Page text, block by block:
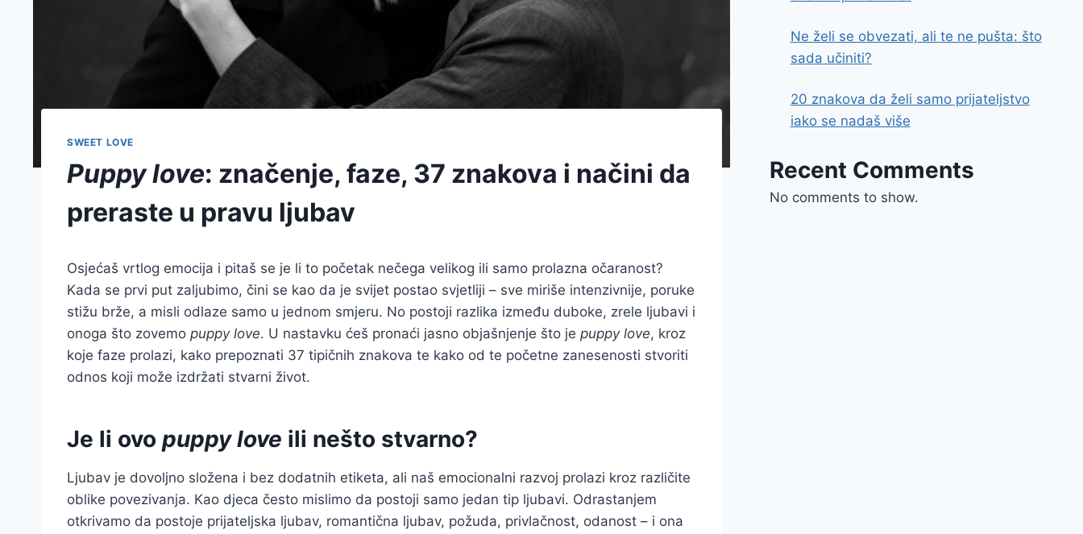
SWEET LOVE
Puppy love: značenje, faze, 37 znakova i načini da
preraste u pravu ljubav
Osjećaš vrtlog emocija i pitaš se je li to početak nečega velikog ili samo prolazna očaranost?
Kada se prvi put zaljubimo, čini se kao da je svijet postao svjetliji – sve miriše intenzivnije, poruke
stižu brže, a misli odlaze samo u jednom smjeru. No postoji razlika između duboke, zrele ljubavi i
onoga što zovemo puppy love. U nastavku ćeš pronaći jasno objašnjenje što je puppy love, kroz
koje faze prolazi, kako prepoznati 37 tipičnih znakova te kako od te početne zanesenosti stvoriti
odnos koji može izdržati stvarni život.
Je li ovo puppy love ili nešto stvarno?
Ljubav je dovoljno složena i bez dodatnih etiketa, ali naš emocionalni razvoj prolazi kroz različite
oblike povezivanja. Kao djeca često mislimo da postoji samo jedan tip ljubavi. Odrastanjem
otkrivamo da postoje prijateljska ljubav, romantična ljubav, požuda, privlačnost, odanost – i ona
Ne želi se obvezati, ali te ne pušta: što
sada učiniti?
20 znakova da želi samo prijateljstvo
iako se nadaš više
Recent Comments
No comments to show.